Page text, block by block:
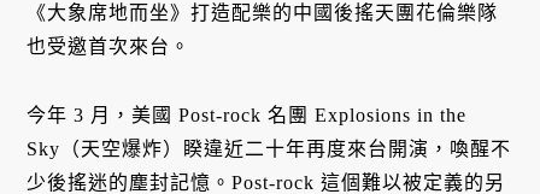
《大象席地而坐》打造配樂的中國後搖天團花倫樂隊
也受邀首次來台。
今年 3 月，美國 Post-rock 名團 Explosions in the
Sky（天空爆炸）睽違近二十年再度來台開演，喚醒不
少後搖迷的塵封記憶。Post-rock 這個難以被定義的另